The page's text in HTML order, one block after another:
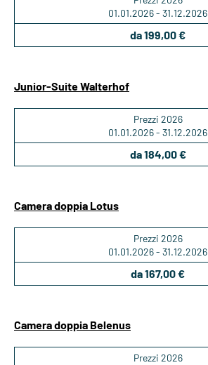
01.01.2026 - 31.12.2026
da 199,00 €
Junior-Suite Walterhof
Prezzi 2026
01.01.2026 - 31.12.2026
da 184,00 €
Camera doppia Lotus
Prezzi 2026
01.01.2026 - 31.12.2026
da 167,00 €
Camera doppia Belenus
Prezzi 2026